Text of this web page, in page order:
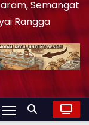
Semangat
Rangga